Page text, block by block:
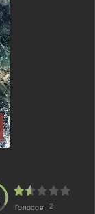
Голосов: 2